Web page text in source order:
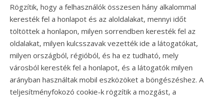
Rögzítik, hogy a felhasználók összesen hány alkalommal
keresték fel a honlapot és az aloldalakat, mennyi időt
töltöttek a honlapon, milyen sorrendben keresték fel az
oldalakat, milyen kulcsszavak vezették ide a látogatókat,
milyen országból, régióból, és ha ez tudható, mely
városból keresték fel a honlapot, és a látogatók milyen
arányban használtak mobil eszközöket a böngészéshez. A
teljesítményfokozó cookie-k rögzítik a mozgást, a